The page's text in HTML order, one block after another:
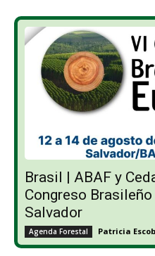
Brasil | ABAF y
Congreso
Salvador
Agenda Forestal Patricia